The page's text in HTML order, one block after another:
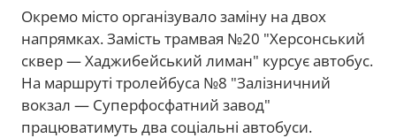
Окремо місто організувало заміну на двох
напрямках. Замість трамвая №20 "Херсонський
сквер — Хаджибейський лиман" курсує автобус.
На маршруті тролейбуса №8 "Залізничний
вокзал — Суперфосфатний завод"
працюватимуть два соціальні автобуси.